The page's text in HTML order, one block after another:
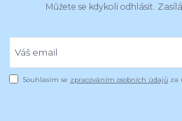
Můžete se kdykoli odhlásit.
Souhlasím se zpracováním osobních údajů za